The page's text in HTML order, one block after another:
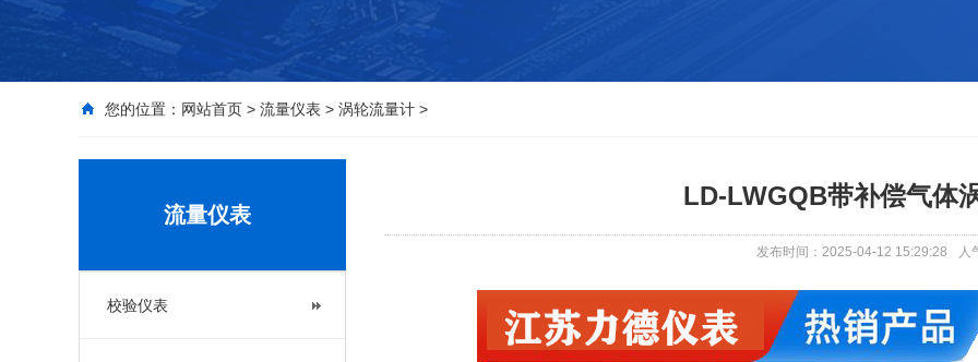
您的位置： 网站首页 > 流量仪表 > 涡轮流量计 >
流量仪表
校验仪表
LD-LWGQB带补偿气体
发布时间：2025-04-12 15:29:28 人